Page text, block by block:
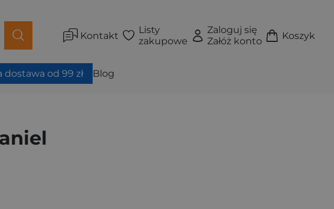
Kontakt
Listy
zakupowe
Zaloguj się
Załóż konto
Koszyk
dostawa od 99 zł Blog